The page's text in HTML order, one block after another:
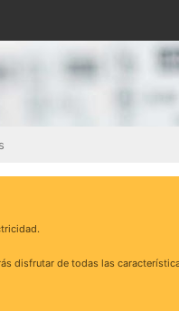
disfrutar de todas las